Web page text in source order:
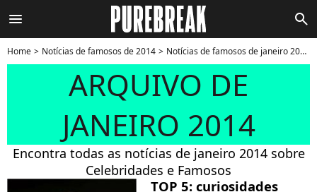
menu search
Home Notícias de famosos de 2014 Notícias de famosos de janeiro 2014
ARQUIVO DE
JANEIRO 2014
Encontra todas as notícias de janeiro 2014 sobre
Celebridades e Famosos
TOP 5: curiosidades